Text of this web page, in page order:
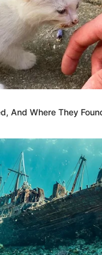
ia pernah
model untuk
Resort & Spa
Profil, dan Fakta
And Where They